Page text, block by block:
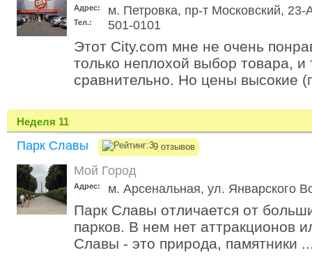
Адрес: м. Петровка, пр-т Московский, 23-
Тел.: 501-0101
Этот City.com мне не очень
только неплохой выбор товара, и
сравнительно. Но цены высокие
Неделя 11
Парк Славы 9 отзывов
Мой Город
Адрес: м. Арсенальная, ул. Январского
Парк Славы отличается от
парков. В нем нет аттракционов
Славы - это природа, памятники